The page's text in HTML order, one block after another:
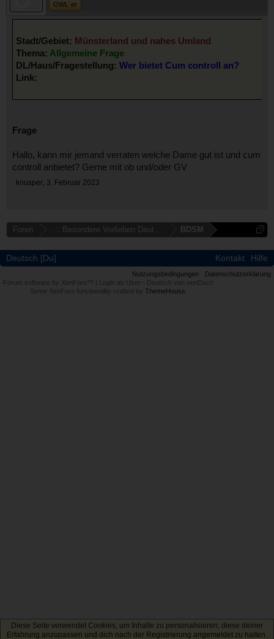
OWL´er
Stadt/Gebiet: Münsterland und nahes Umland
Thema: Allgemeine Frage
DL/Haus/Fragestellung: Wer bietet Cum controll an?
Link:
Frage
Hallo, kann mir jemand verraten welche Dame gut ist und cum
controll anbietet? Gerne mit ob und/oder GV
knusper, 3. Februar 2023
Foren ..:: Besondere Vorlieben Deutschlandweit ::..
BDSM
Deutsch [Du] Kontakt Hilfe
Nutzungsbedingungen
Datenschutzerklärung
Forum software by XenForo™
Login as User - Deutsch von xenDach
Some XenForo functionality crafted by ThemeHouse.
Diese Seite verwendet Cookies, um Inhalte zu personalisieren, diese deiner
Erfahrung anzupassen und dich nach der Registrierung angemeldet zu halten.